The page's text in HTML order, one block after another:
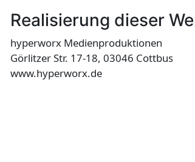
Realisierung dieser
hyperworx Medienproduktionen
Görlitzer Str. 17-18, 03046 Cottbus
www.hyperworx.de